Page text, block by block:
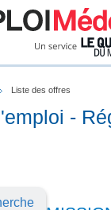
Liste des offres
-